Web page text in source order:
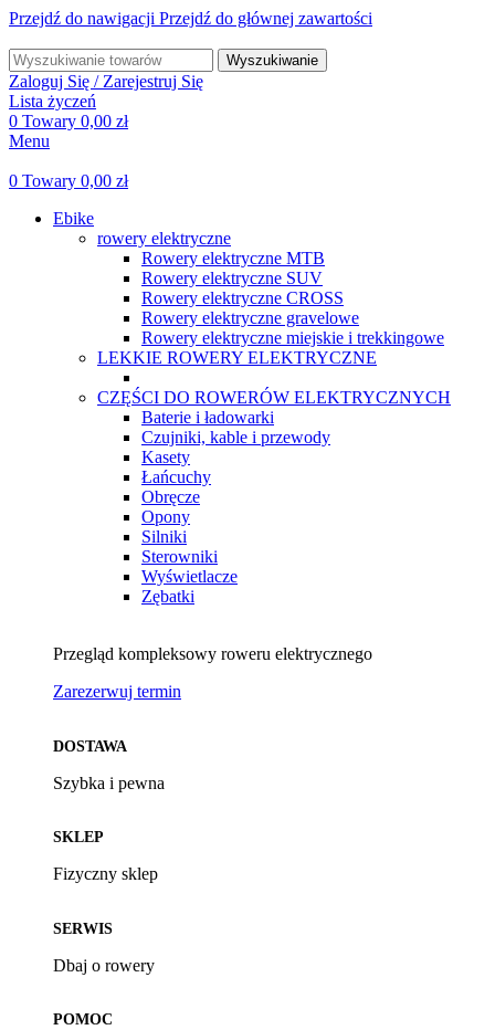
Przejdź do nawigacji Przejdź do głównej zawartości
Wyszukiwanie
Zaloguj Się / Zarejestruj Się
Lista życzeń
0 Towary 0,00 zł
Menu
0 Towary 0,00 zł
Ebike
rowery elektryczne
Rowery elektryczne MTB
Rowery elektryczne SUV
Rowery elektryczne CROSS
Rowery elektryczne gravelowe
Rowery elektryczne miejskie i trekkingowe
LEKKIE ROWERY ELEKTRYCZNE
CZĘŚCI DO ROWERÓW ELEKTRYCZNYCH
Baterie i ładowarki
Czujniki, kable i przewody
Kasety
Łańcuchy
Obręcze
Opony
Silniki
Sterowniki
Wyświetlacze
Zębatki
Przegląd kompleksowy roweru elektrycznego
Zarezerwuj termin
DOSTAWA
Szybka i pewna
SKLEP
Fizyczny sklep
SERWIS
Dbaj o rowery
POMOC